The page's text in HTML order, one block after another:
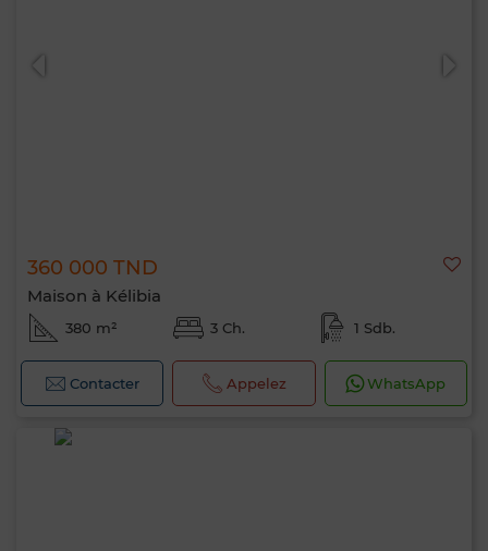
360 000 TND
Maison à Kélibia
380 m² 3 Ch. 1 Sdb.
Contacter Appelez WhatsApp